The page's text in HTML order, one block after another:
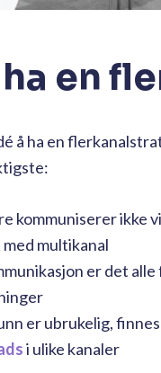
en
å ha en
kommuniserer ikke
multikanal
er det
er ubrukelig,
i ulike kanaler